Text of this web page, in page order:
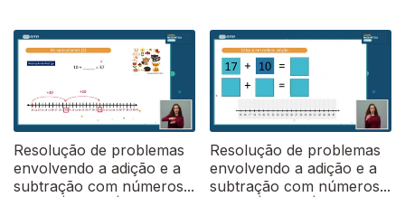
Resolução de problemas
envolvendo a adição e a
subtração com números...
Resolução de problemas
envolvendo a adição e a
subtração com números...